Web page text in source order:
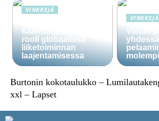
VINKKEJÄ
käännöspalvelujen
rooli globaalissa
liiketoiminnan
laajentamisessa
VINKKEJÄ
Viihde
Burtonin kokotaulukko –
xxl – Lapset